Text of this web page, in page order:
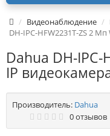
Видеонаблюдение
DH-IPC-HFW2231T-ZS 2
Dahua DH-IPC-
IP
Производитель: Dahua
0 отзывов